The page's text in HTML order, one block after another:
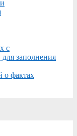
с
заполнения
о фактах